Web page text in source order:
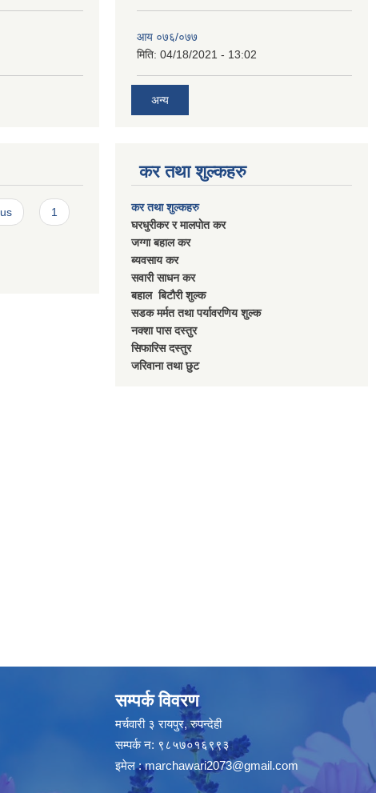
आय ०७६/०७७
मिति: 04/18/2021 - 13:02
अन्य
1
कर तथा शुल्कहरु
कर तथा शुल्कहरु
घरधुरीकर र मालपाेत कर
जग्गा बहाल कर
ब्यवसाय कर
सवारी साधन कर
बहाल बिटाैरी शुल्क
सडक मर्मत तथा पर्यावरणिय शुल्क
नक्शा पास दस्तुर
सिफारिस दस्तुर
जरिवाना तथा छुट
सम्पर्क विवरण
मर्चवारी ३ रायपुर, रुपन्देही
सम्पर्क न: ९८५७०१६९९३
इमेल :marchawari2073@gmail.com